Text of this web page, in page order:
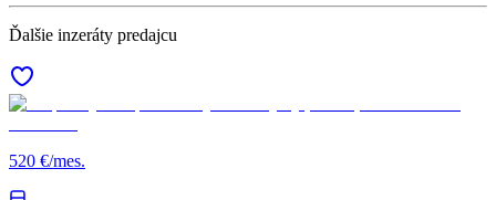
Ďalšie inzeráty predajcu
520 €/mes.